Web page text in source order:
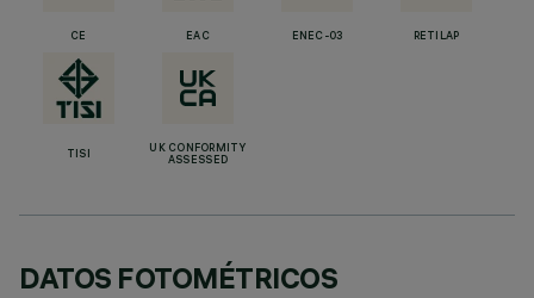
CE EAC ENEC-03 RETILAP
TISI
UK CONFORMITY
ASSESSED
DATOS FOTOMÉTRICOS